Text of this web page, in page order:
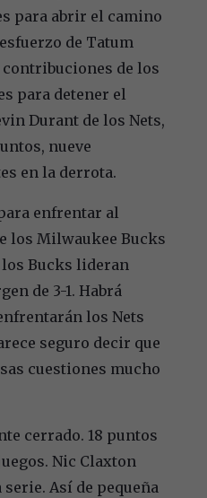
para abrir el camino
de Tatum
de los
para detener el
Durant de los Nets,
nueve
en la derrota.
enfrentar al
los Milwaukee Bucks
Bucks lideran
de 3-1. Habrá
los Nets
seguro decir que
cuestiones mucho
cerrado. 18 puntos
Nic Claxton
Así de pequeña